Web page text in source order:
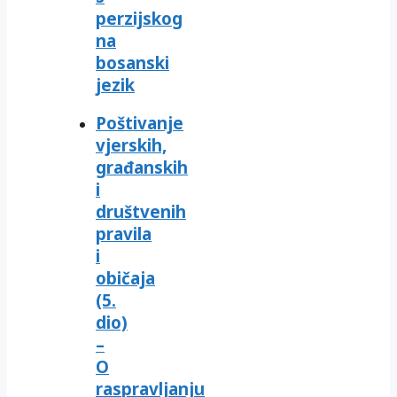
perzijskog
na
bosanski
jezik
Poštivanje
vjerskih,
građanskih
i
društvenih
pravila
i
običaja
(5.
dio)
–
O
raspravljanju